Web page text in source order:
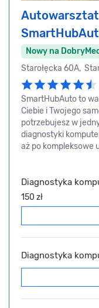
Autowarsztat
Nowy na
Starołęcka 60A,
SmartHubAuto to
Ciebie i Twojego
potrzebujesz w
diagnostyki
aż po kompleksowe
Diagnostyka
150 zł
Diagnostyka